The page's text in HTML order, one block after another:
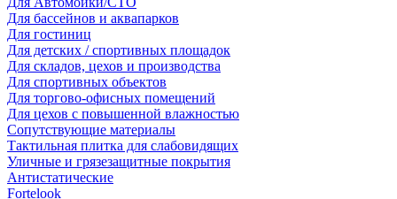
Для бассейнов и аквапарков
Для гостиниц
Для детских / спортивных площадок
Для складов, цехов и производства
Для спортивных объектов
Для торгово-офисных помещений
Для цехов с повышенной влажностью
Сопутствующие материалы
Тактильная плитка для слабовидящих
Уличные и грязезащитные покрытия
Антистатические
Fortelook